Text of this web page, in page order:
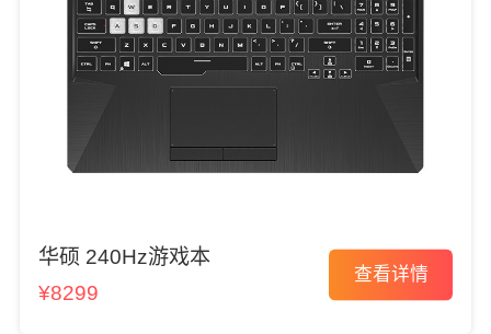
华硕 240Hz游戏本
¥8299
查看详情